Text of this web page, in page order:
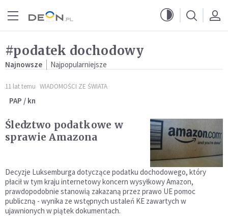
#podatek dochodowy
Najnowsze Najpopularniejsze
11 lat temu WIADOMOŚCI ZE ŚWIATA
PAP / kn
Śledztwo podatkowe w
sprawie Amazona
Decyzje Luksemburga dotyczące podatku dochodowego, który
płacił w tym kraju internetowy koncern wysyłkowy Amazon,
prawdopodobnie stanowią zakazaną przez prawo UE pomoc
publiczną - wynika ze wstępnych ustaleń KE zawartych w
ujawnionych w piątek dokumentach.